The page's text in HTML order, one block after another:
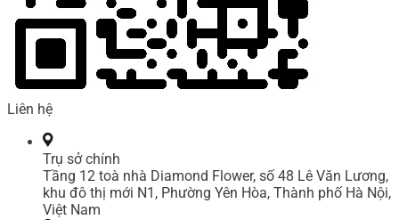
Liên hệ
Trụ sở chính
Tầng 12 toà nhà Diamond Flower, số 48 Lê Văn Lương,
khu đô thị mới N1, Phường Yên Hòa, Thành phố Hà Nội,
Việt Nam